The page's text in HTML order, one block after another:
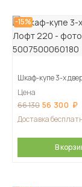
-15%
Шкаф-купе 3-х
Цена
66 130 56 300
Доставка
В